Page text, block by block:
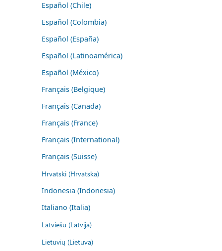
Español (Chile)
Español (Colombia)
Español (España)
Español (Latinoamérica)
Español (México)
Français (Belgique)
Français (Canada)
Français (France)
Français (International)
Français (Suisse)
Hrvatski (Hrvatska)
Indonesia (Indonesia)
Italiano (Italia)
Latviešu (Latvija)
Lietuvių (Lietuva)